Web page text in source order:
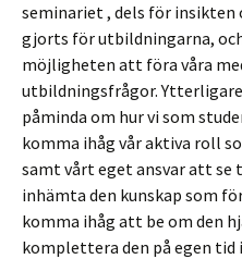
seminariet , dels för insikten
gjorts för utbildningarna,
möjligheten att föra våra
utbildningsfrågor.
påminda om hur vi som
komma ihåg vår aktiva roll
samt vårt eget ansvar att
inhämta den kunskap som
komma ihåg att be om den
komplettera den på egen tid